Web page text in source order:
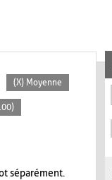
(X) Moyenne
séparément.